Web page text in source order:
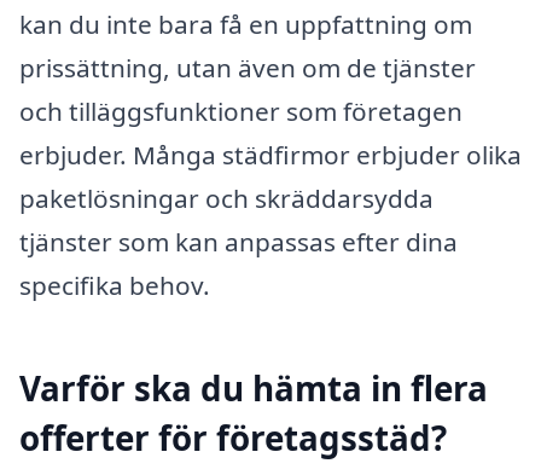
kan du inte bara få en uppfattning om
prissättning, utan även om de tjänster
och tilläggsfunktioner som företagen
erbjuder. Många städfirmor erbjuder olika
paketlösningar och skräddarsydda
tjänster som kan anpassas efter dina
specifika behov.
Varför ska du hämta in flera
offerter för företagsstäd?